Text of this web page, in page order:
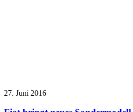
27. Juni 2016